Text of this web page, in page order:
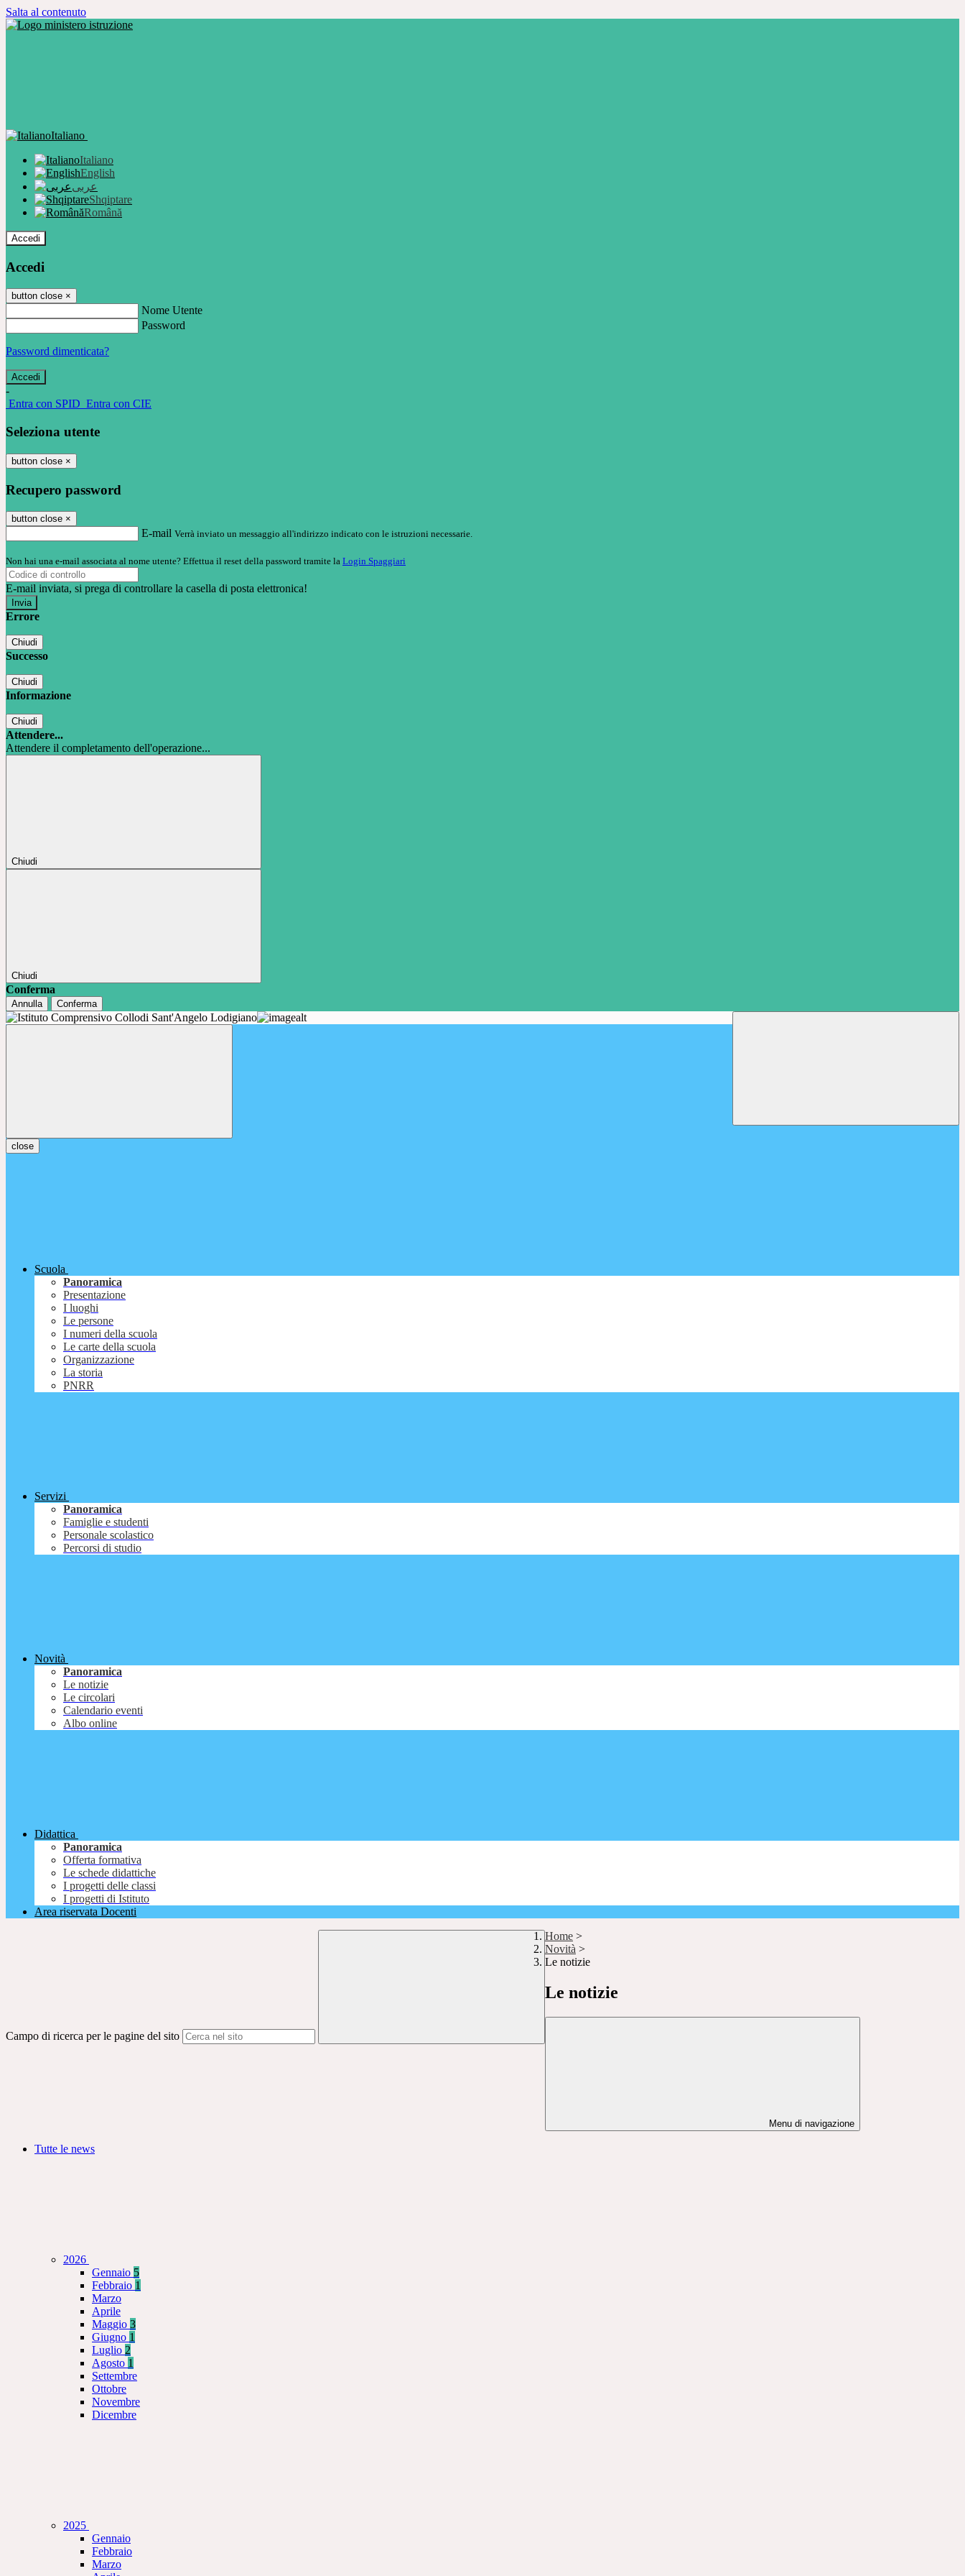
Salta al contenuto
Italiano
Italiano
English
عربى
Shqiptare
Română
Accedi
Accedi
button close ×
Nome Utente
Password
Password dimenticata?
-
Entra con SPID Entra con CIE
Seleziona utente
button close ×
Recupero password
button close ×
E-mail Verrà inviato un messaggio all'indirizzo indicato con le istruzioni necessarie.
Non hai una e-mail associata al nome utente? Effettua il reset della password tramite la Login Spaggiari
E-mail inviata, si prega di controllare la casella di posta elettronica!
Errore
Chiudi
Successo
Chiudi
Informazione
Chiudi
Attendere...
Attendere il completamento dell'operazione...
Chiudi
Chiudi
Conferma
Annulla Conferma
close
Scuola
Panoramica
Presentazione
I luoghi
Le persone
I numeri della scuola
Le carte della scuola
Organizzazione
La storia
PNRR
Servizi
Panoramica
Famiglie e studenti
Personale scolastico
Percorsi di studio
Novità
Panoramica
Le notizie
Le circolari
Calendario eventi
Albo online
Didattica
Panoramica
Offerta formativa
Le schede didattiche
I progetti delle classi
I progetti di Istituto
Area riservata Docenti
Campo di ricerca per le pagine del sito
Home >
Novità >
Le notizie
Le notizie
Menu di navigazione
Tutte le news
2026
Gennaio 5
Febbraio 1
Marzo
Aprile
Maggio 3
Giugno 1
Luglio 2
Agosto 1
Settembre
Ottobre
Novembre
Dicembre
2025
Gennaio
Febbraio
Marzo